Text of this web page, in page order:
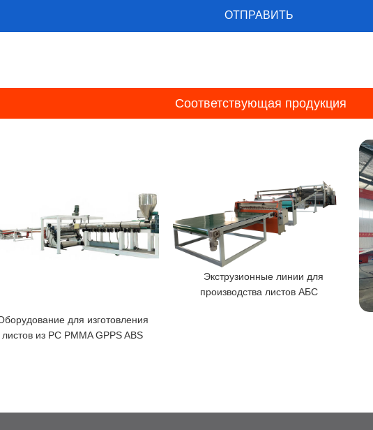
Соответствующая продукция
для изготовления
листов из PC PMMA GPPS ABS
Экструзионные линии для
производства листов АБС